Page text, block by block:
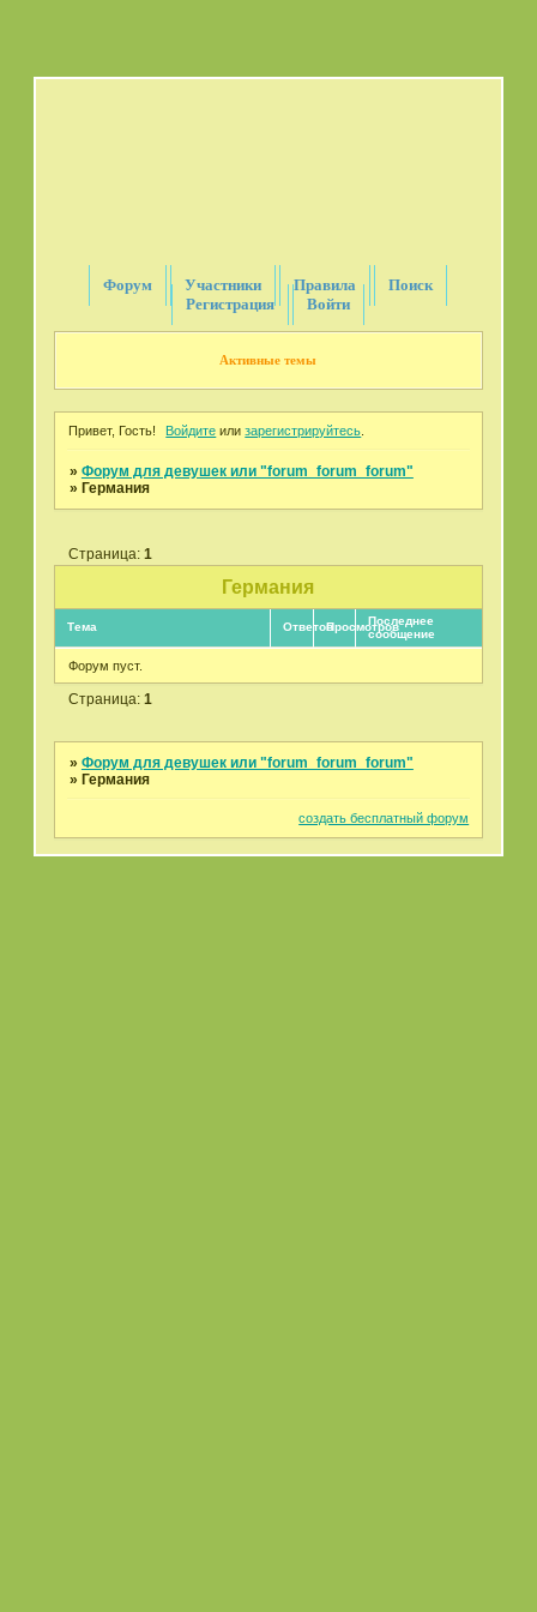
Форум Участники Правила
Поиск
Регистрация
Войти
Активные темы
Привет, Гость! Войдите илизарегистрируйтесь
» Форум для девушек или "forum_forum_forum"
» Германия
Германия
Страница: 1
Тема ОтветовПросмотровПоследнее
сообщение
Форум пуст.
Страница: 1
» Форум для девушек или "forum_forum_forum"
» Германия
создать бесплатный форум